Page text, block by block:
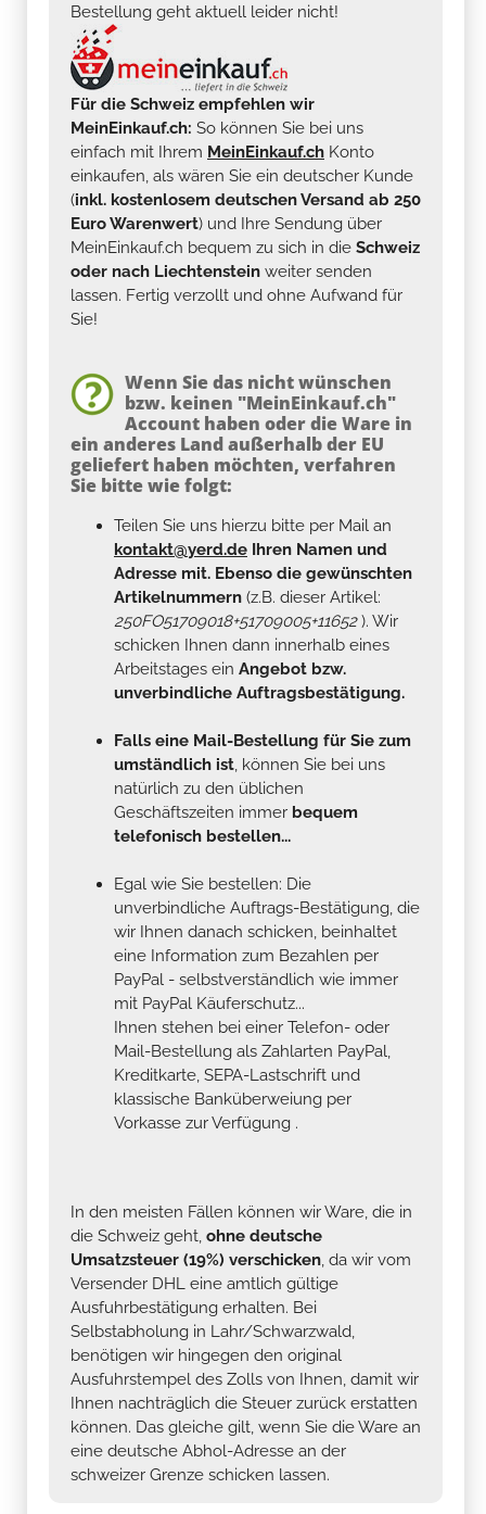
Bestellung geht aktuell leider nicht!
Für die Schweiz empfehlen wir
MeinEinkauf.ch: So können Sie bei uns
einfach mit Ihrem MeinEinkauf.ch Konto
einkaufen, als wären Sie ein deutscher Kunde
(inkl. kostenlosem deutschen Versand ab 250
Euro Warenwert) und Ihre Sendung über
MeinEinkauf.ch bequem zu sich in die Schweiz
oder nach Liechtenstein weiter senden
lassen. Fertig verzollt und ohne Aufwand für
Sie!
Wenn Sie das nicht wünschen
bzw. keinen "MeinEinkauf.ch"
Account haben oder die Ware in
ein anderes Land außerhalb der EU
geliefert haben möchten, verfahren
Sie bitte wie folgt:
Teilen Sie uns hierzu bitte per Mail an
kontakt@yerd.de Ihren Namen und
Adresse mit. Ebenso die gewünschten
Artikelnummern (z.B. dieser Artikel:
250FO51709018+51709005+11652). Wir
schicken Ihnen dann innerhalb eines
Arbeitstages ein Angebot bzw.
unverbindliche Auftragsbestätigung.
Falls eine Mail-Bestellung für Sie zum
umständlich ist, können Sie bei uns
natürlich zu den üblichen
Geschäftszeiten immer bequem
telefonisch bestellen...
Egal wie Sie bestellen: Die
unverbindliche Auftrags-Bestätigung, die
wir Ihnen danach schicken, beinhaltet
eine Information zum Bezahlen per
PayPal - selbstverständlich wie immer
mit PayPal Käuferschutz...
Ihnen stehen bei einer Telefon- oder
Mail-Bestellung als Zahlarten PayPal,
Kreditkarte, SEPA-Lastschrift und
klassische Banküberweiung per
Vorkasse zur Verfügung .
In den meisten Fällen können wir Ware, die in
die Schweiz geht, ohne deutsche
Umsatzsteuer (19%) verschicken, da wir vom
Versender DHL eine amtlich gültige
Ausfuhrbestätigung erhalten. Bei
Selbstabholung in Lahr/Schwarzwald,
benötigen wir hingegen den original
Ausfuhrstempel des Zolls von Ihnen, damit wir
Ihnen nachträglich die Steuer zurück erstatten
können. Das gleiche gilt, wenn Sie die Ware an
eine deutsche Abhol-Adresse an der
schweizer Grenze schicken lassen.